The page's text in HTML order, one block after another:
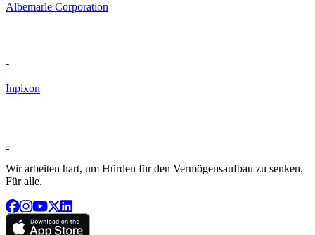
Albemarle Corporation
-
Inpixon
-
Wir arbeiten hart, um Hürden für den Vermögensaufbau zu senken.
Für alle.